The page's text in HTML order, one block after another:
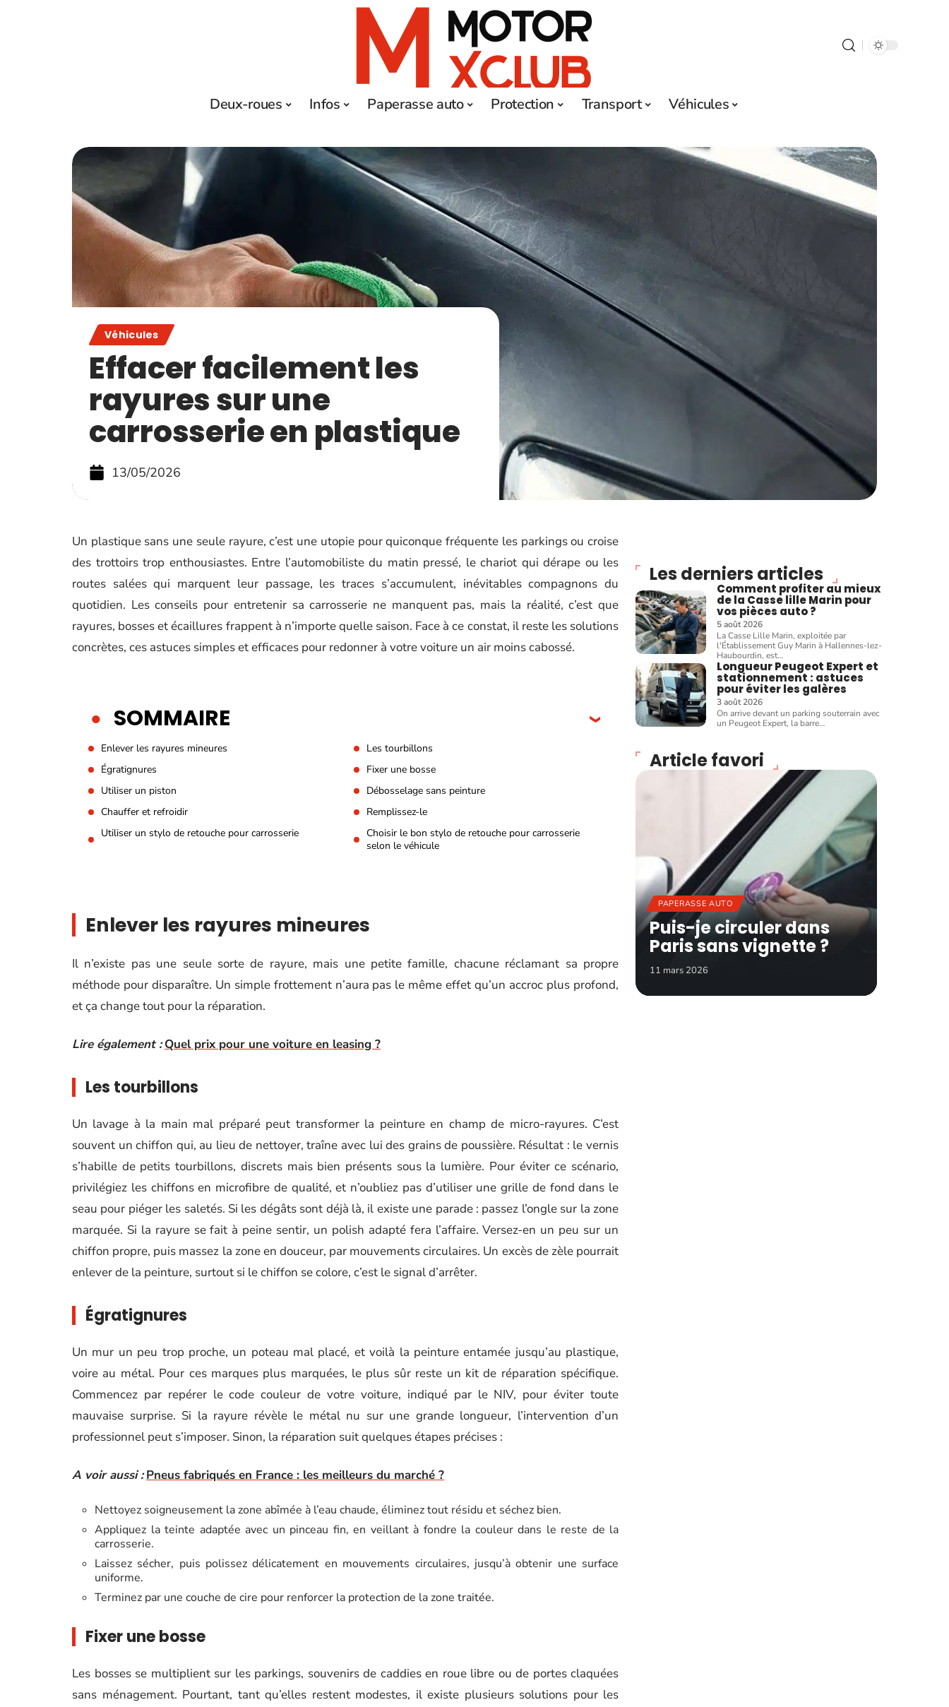
Deux-roues Infos Paperasse auto Protection Transport Véhicules
Véhicules
Effacer facilement les
rayures sur une
carrosserie en plastique
13/05/2026
Un plastique sans une seule rayure, c’est une utopie pour quiconque fréquente les parkings ou croise
des trottoirs trop enthousiastes. Entre l’automobiliste du matin pressé, le chariot qui dérape ou les
routes salées qui marquent leur passage, les traces s’accumulent, inévitables compagnons du
quotidien. Les conseils pour entretenir sa carrosserie ne manquent pas, mais la réalité, c’est que
rayures, bosses et écaillures frappent à n’importe quelle saison. Face à ce constat, il reste les solutions
concrètes, ces astuces simples et efficaces pour redonner à votre voiture un air moins cabossé.
SOMMAIRE
Enlever les rayures mineures
Les tourbillons
Égratignures
Fixer une bosse
Utiliser un piston
Débosselage sans peinture
Chauffer et refroidir
Remplissez-le
Utiliser un stylo de retouche pour carrosserie
Choisir le bon stylo de retouche pour carrosserie
selon le véhicule
Enlever les rayures mineures
Il n’existe pas une seule sorte de rayure, mais une petite famille, chacune réclamant sa propre
méthode pour disparaître. Un simple frottement n’aura pas le même effet qu’un accroc plus profond,
et ça change tout pour la réparation.
Lire également : Quel prix pour une voiture en leasing ?
Les tourbillons
Un lavage à la main mal préparé peut transformer la peinture en champ de micro-rayures. C’est
souvent un chiffon qui, au lieu de nettoyer, traîne avec lui des grains de poussière. Résultat : le vernis
s’habille de petits tourbillons, discrets mais bien présents sous la lumière. Pour éviter ce scénario,
privilégiez les chiffons en microfibre de qualité, et n’oubliez pas d’utiliser une grille de fond dans le
seau pour piéger les saletés. Si les dégâts sont déjà là, il existe une parade : passez l’ongle sur la zone
marquée. Si la rayure se fait à peine sentir, un polish adapté fera l’affaire. Versez-en un peu sur un
chiffon propre, puis massez la zone en douceur, par mouvements circulaires. Un excès de zèle pourrait
enlever de la peinture, surtout si le chiffon se colore, c’est le signal d’arrêter.
Égratignures
Un mur un peu trop proche, un poteau mal placé, et voilà la peinture entamée jusqu’au plastique,
voire au métal. Pour ces marques plus marquées, le plus sûr reste un kit de réparation spécifique.
Commencez par repérer le code couleur de votre voiture, indiqué par le NIV, pour éviter toute
mauvaise surprise. Si la rayure révèle le métal nu sur une grande longueur, l’intervention d’un
professionnel peut s’imposer. Sinon, la réparation suit quelques étapes précises :
A voir aussi : Pneus fabriqués en France : les meilleurs du marché ?
Nettoyez soigneusement la zone abîmée à l’eau chaude, éliminez tout résidu et séchez bien.
Appliquez la teinte adaptée avec un pinceau fin, en veillant à fondre la couleur dans le reste de la
carrosserie.
Laissez sécher, puis polissez délicatement en mouvements circulaires, jusqu’à obtenir une surface
uniforme.
Terminez par une couche de cire pour renforcer la protection de la zone traitée.
Fixer une bosse
Les bosses se multiplient sur les parkings, souvenirs de caddies en roue libre ou de portes claquées
sans ménagement. Pourtant, tant qu’elles restent modestes, il existe plusieurs solutions pour les
Les derniers articles
Comment profiter au mieux
de la Casse lille Marin pour
vos pièces auto ?
5 août 2026
La Casse Lille Marin, exploitée par
l'Établissement Guy Marin à Hallennes-lez-
Haubourdin, est…
Longueur Peugeot Expert et
stationnement : astuces
pour éviter les galères
3 août 2026
On arrive devant un parking souterrain avec
un Peugeot Expert, la barre…
Article favori
PAPERASSE AUTO
Puis-je circuler dans
Paris sans vignette ?
11 mars 2026